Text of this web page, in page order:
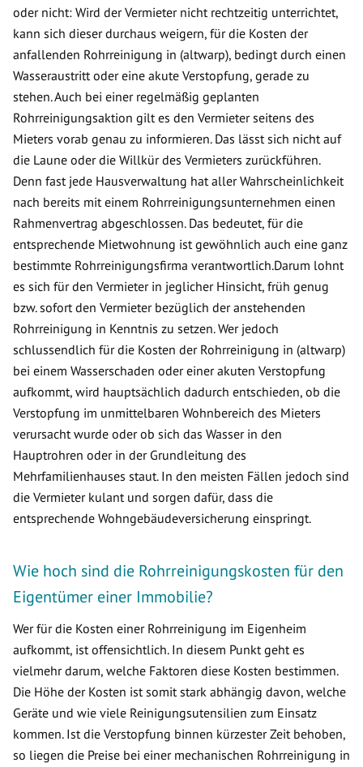
oder nicht: Wird der Vermieter nicht rechtzeitig unterrichtet,
kann sich dieser durchaus weigern, für die Kosten der
anfallenden Rohrreinigung in (altwarp), bedingt durch einen
Wasseraustritt oder eine akute Verstopfung, gerade zu
stehen. Auch bei einer regelmäßig geplanten
Rohrreinigungsaktion gilt es den Vermieter seitens des
Mieters vorab genau zu informieren. Das lässt sich nicht auf
die Laune oder die Willkür des Vermieters zurückführen.
Denn fast jede Hausverwaltung hat aller Wahrscheinlichkeit
nach bereits mit einem Rohrreinigungsunternehmen einen
Rahmenvertrag abgeschlossen. Das bedeutet, für die
entsprechende Mietwohnung ist gewöhnlich auch eine ganz
bestimmte Rohrreinigungsfirma verantwortlich.Darum lohnt
es sich für den Vermieter in jeglicher Hinsicht, früh genug
bzw. sofort den Vermieter bezüglich der anstehenden
Rohrreinigung in Kenntnis zu setzen. Wer jedoch
schlussendlich für die Kosten der Rohrreinigung in (altwarp)
bei einem Wasserschaden oder einer akuten Verstopfung
aufkommt, wird hauptsächlich dadurch entschieden, ob die
Verstopfung im unmittelbaren Wohnbereich des Mieters
verursacht wurde oder ob sich das Wasser in den
Hauptrohren oder in der Grundleitung des
Mehrfamilienhauses staut. In den meisten Fällen jedoch sind
die Vermieter kulant und sorgen dafür, dass die
entsprechende Wohngebäudeversicherung einspringt.
Wie hoch sind die Rohrreinigungskosten für den
Eigentümer einer Immobilie?
Wer für die Kosten einer Rohrreinigung im Eigenheim
aufkommt, ist offensichtlich. In diesem Punkt geht es
vielmehr darum, welche Faktoren diese Kosten bestimmen.
Die Höhe der Kosten ist somit stark abhängig davon, welche
Geräte und wie viele Reinigungsutensilien zum Einsatz
kommen. Ist die Verstopfung binnen kürzester Zeit behoben,
so liegen die Preise bei einer mechanischen Rohrreinigung in